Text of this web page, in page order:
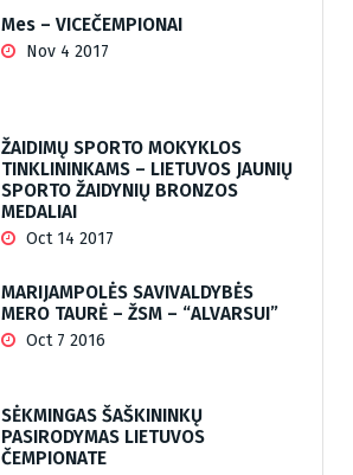
Mes – VICEČEMPIONAI
Nov 4 2017
ŽAIDIMŲ SPORTO MOKYKLOS
TINKLININKAMS – LIETUVOS JAUNIŲ
SPORTO ŽAIDYNIŲ BRONZOS
MEDALIAI
Oct 14 2017
MARIJAMPOLĖS SAVIVALDYBĖS
MERO TAURĖ – ŽSM – “ALVARSUI”
Oct 7 2016
SĖKMINGAS ŠAŠKININKŲ
PASIRODYMAS LIETUVOS
ČEMPIONATE